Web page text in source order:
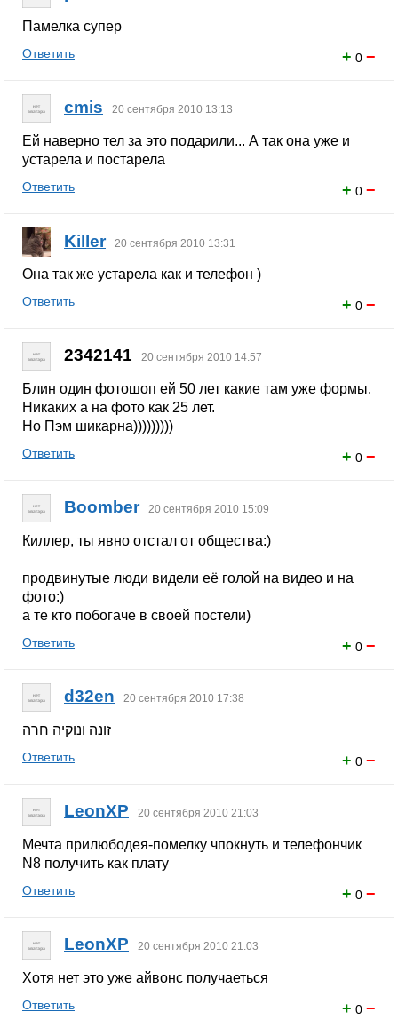
Памелка супер
+ 0 −
Ответить
cmis 20 сентября 2010 13:13
Ей наверно тел за это подарили... А так она уже и
устарела и постарела
+ 0 −
Ответить
Killer 20 сентября 2010 13:31
Она так же устарела как и телефон )
+ 0 −
Ответить
2342141 20 сентября 2010 14:57
Блин один фотошоп ей 50 лет какие там уже формы.
Никаких а на фото как 25 лет.
Но Пэм шикарна)))))))))
+ 0 −
Ответить
Boomber 20 сентября 2010 15:09
Киллер, ты явно отстал от общества:)
продвинутые люди видели её голой на видео и на
фото:)
а те кто побогаче в своей постели)
+ 0 −
Ответить
d32en 20 сентября 2010 17:38
זונה ונוקיה חרה
+ 0 −
Ответить
LeonXP 20 сентября 2010 21:03
Мечта прилюбодея-помелку чпокнуть и телефончик
N8 получить как плату
+ 0 −
Ответить
LeonXP 20 сентября 2010 21:03
Хотя нет это уже айвонс получаеться
+ 0 −
Ответить